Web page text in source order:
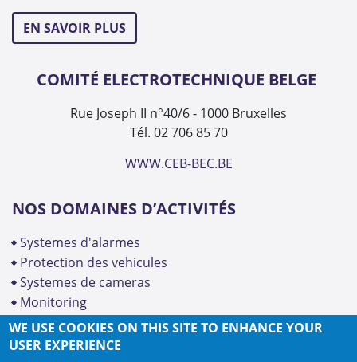
EN SAVOIR PLUS
COMITÉ ELECTROTECHNIQUE BELGE
Rue Joseph II n°40/6 - 1000 Bruxelles
Tél. 02 706 85 70
WWW.CEB-BEC.BE
NOS DOMAINES D’ACTIVITÉS
systemes d'alarmes
protection des vehicules
systemes de cameras
monitoring
WE USE COOKIES ON THIS SITE TO ENHANCE YOUR
USER EXPERIENCE